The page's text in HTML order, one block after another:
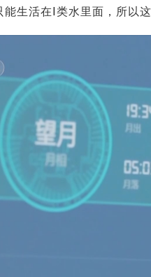
生活在Ⅰ类水里面，所以